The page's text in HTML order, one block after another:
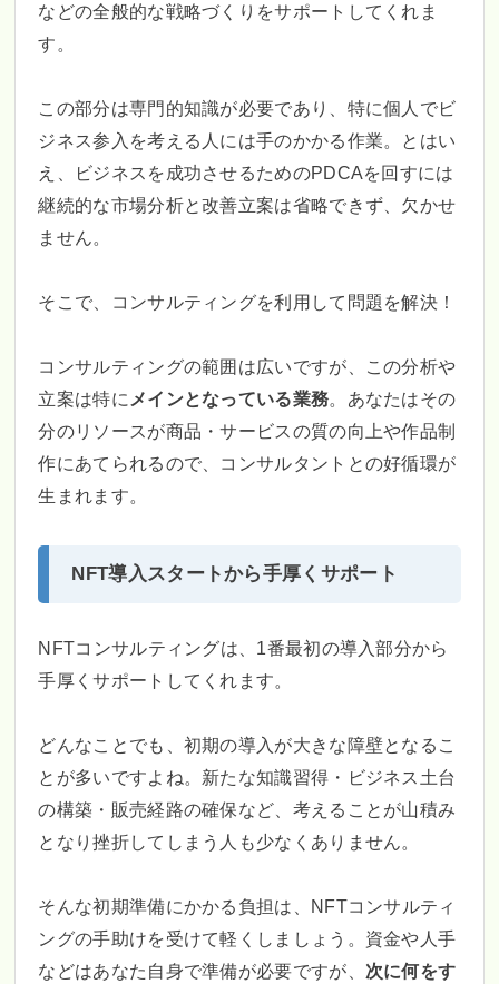
などの全般的な戦略づくりをサポートしてくれま
す。
この部分は専門的知識が必要であり、特に個人でビ
ジネス参入を考える人には手のかかる作業。とはい
え、ビジネスを成功させるためのPDCAを回すには
継続的な市場分析と改善立案は省略できず、欠かせ
ません。
そこで、コンサルティングを利用して問題を解決！
コンサルティングの範囲は広いですが、この分析や
立案は特に メインとなっている業務。あなたはその
分のリソースが商品・サービスの質の向上や作品制
作にあてられるので、コンサルタントとの好循環が
生まれます。
NFT導入スタートから手厚くサポート
NFTコンサルティングは、1番最初の導入部分から
手厚くサポートしてくれます。
どんなことでも、初期の導入が大きな障壁となるこ
とが多いですよね。新たな知識習得・ビジネス土台
の構築・販売経路の確保など、考えることが山積み
となり挫折してしまう人も少なくありません。
そんな初期準備にかかる負担は、NFTコンサルティ
ングの手助けを受けて軽くしましょう。資金や人手
などはあなた自身で準備が必要ですが、 次に何をす